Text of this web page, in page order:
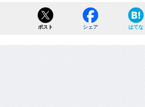
ポスト シェア はてな